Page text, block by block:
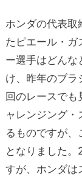
ホンダの代表取
たピエール・ガ
ー選手はどんな
け、昨年のブラ
回のレースでも
ャレンジング
るものですが
となりました
すが、ホンダは